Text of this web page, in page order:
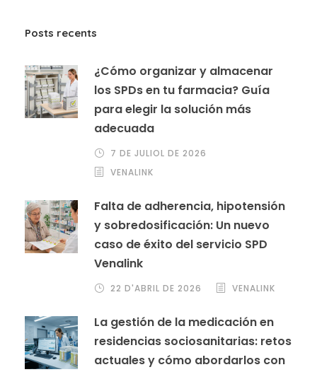
Posts recents
¿Cómo organizar y almacenar
los SPDs en tu farmacia? Guía
para elegir la solución más
adecuada
7 DE JULIOL DE 2026
VENALINK
Falta de adherencia, hipotensión
y sobredosificación: Un nuevo
caso de éxito del servicio SPD
Venalink
22 D'ABRIL DE 2026 VENALINK
La gestión de la medicación en
residencias sociosanitarias: retos
actuales y cómo abordarlos con